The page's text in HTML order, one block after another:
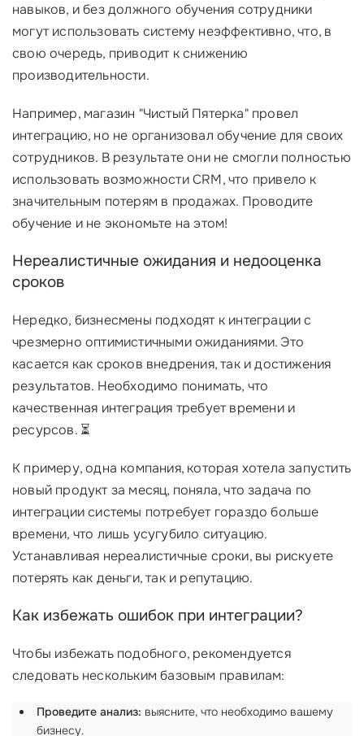
навыков, и без должного обучения сотрудники
могут использовать систему неэффективно, что, в
свою очередь, приводит к снижению
производительности.
Например, магазин "Чистый Пятерка" провел
интеграцию, но не организовал обучение для своих
сотрудников. В результате они не смогли полностью
использовать возможности CRM, что привело к
значительным потерям в продажах. Проводите
обучение и не экономьте на этом!
Нереалистичные ожидания и недооценка
сроков
Нередко, бизнесмены подходят к интеграции с
чрезмерно оптимистичными ожиданиями. Это
касается как сроков внедрения, так и достижения
результатов. Необходимо понимать, что
качественная интеграция требует времени и
ресурсов. ⏳
К примеру, одна компания, которая хотела запустить
новый продукт за месяц, поняла, что задача по
интеграции системы потребует гораздо больше
времени, что лишь усугубило ситуацию.
Устанавливая нереалистичные сроки, вы рискуете
потерять как деньги, так и репутацию.
Как избежать ошибок при интеграции?
Чтобы избежать подобного, рекомендуется
следовать нескольким базовым правилам:
Проведите анализ: выясните, что необходимо вашему
бизнесу.